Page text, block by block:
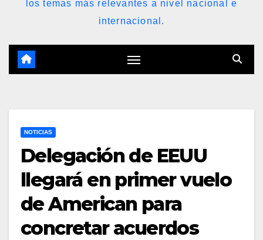
los temas más relevantes a nivel nacional e
internacional.
NOTICIAS
Delegación de EEUU
llegará en primer vuelo
de American para
concretar acuerdos